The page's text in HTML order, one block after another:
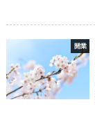
開業